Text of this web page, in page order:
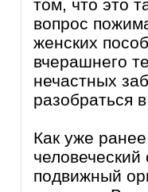
том, что это
вопрос
женских
вчерашнего
нечастных
разобраться
Как уже
подвижный